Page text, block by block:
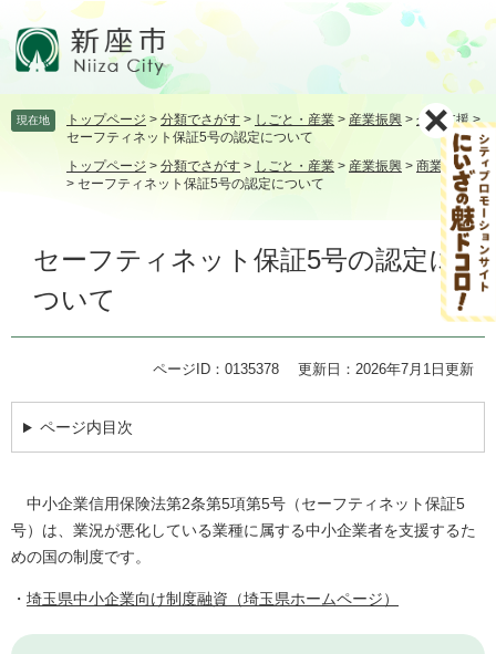
頭飛 現在地 トップページ > 分類でさがす > しごと・産業 > 産業振興 > 企業支援>
セーフティネット保証5号の認定について
トップページ > 分類でさがす > しごと・産業 > 産業振興 > 商業・工業
> セーフティネット保証5号の認定について
セーフティネット保証5号の認定に
ついて
ページID：0135378 更新日：2026年7月1日更新
ページ内目次
中小企業信用保険法第2条第5項第5号（セーフティネット保証5
号）は、業況が悪化している業種に属する中小企業者を支援するた
めの国の制度です。
・ 埼玉県中小企業向け制度融資（埼玉県ホームページ）